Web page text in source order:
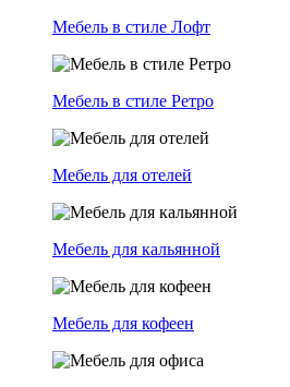
Мебель в стиле Лофт
Мебель в стиле Ретро
Мебель для отелей
Мебель для кальянной
Мебель для кофеен